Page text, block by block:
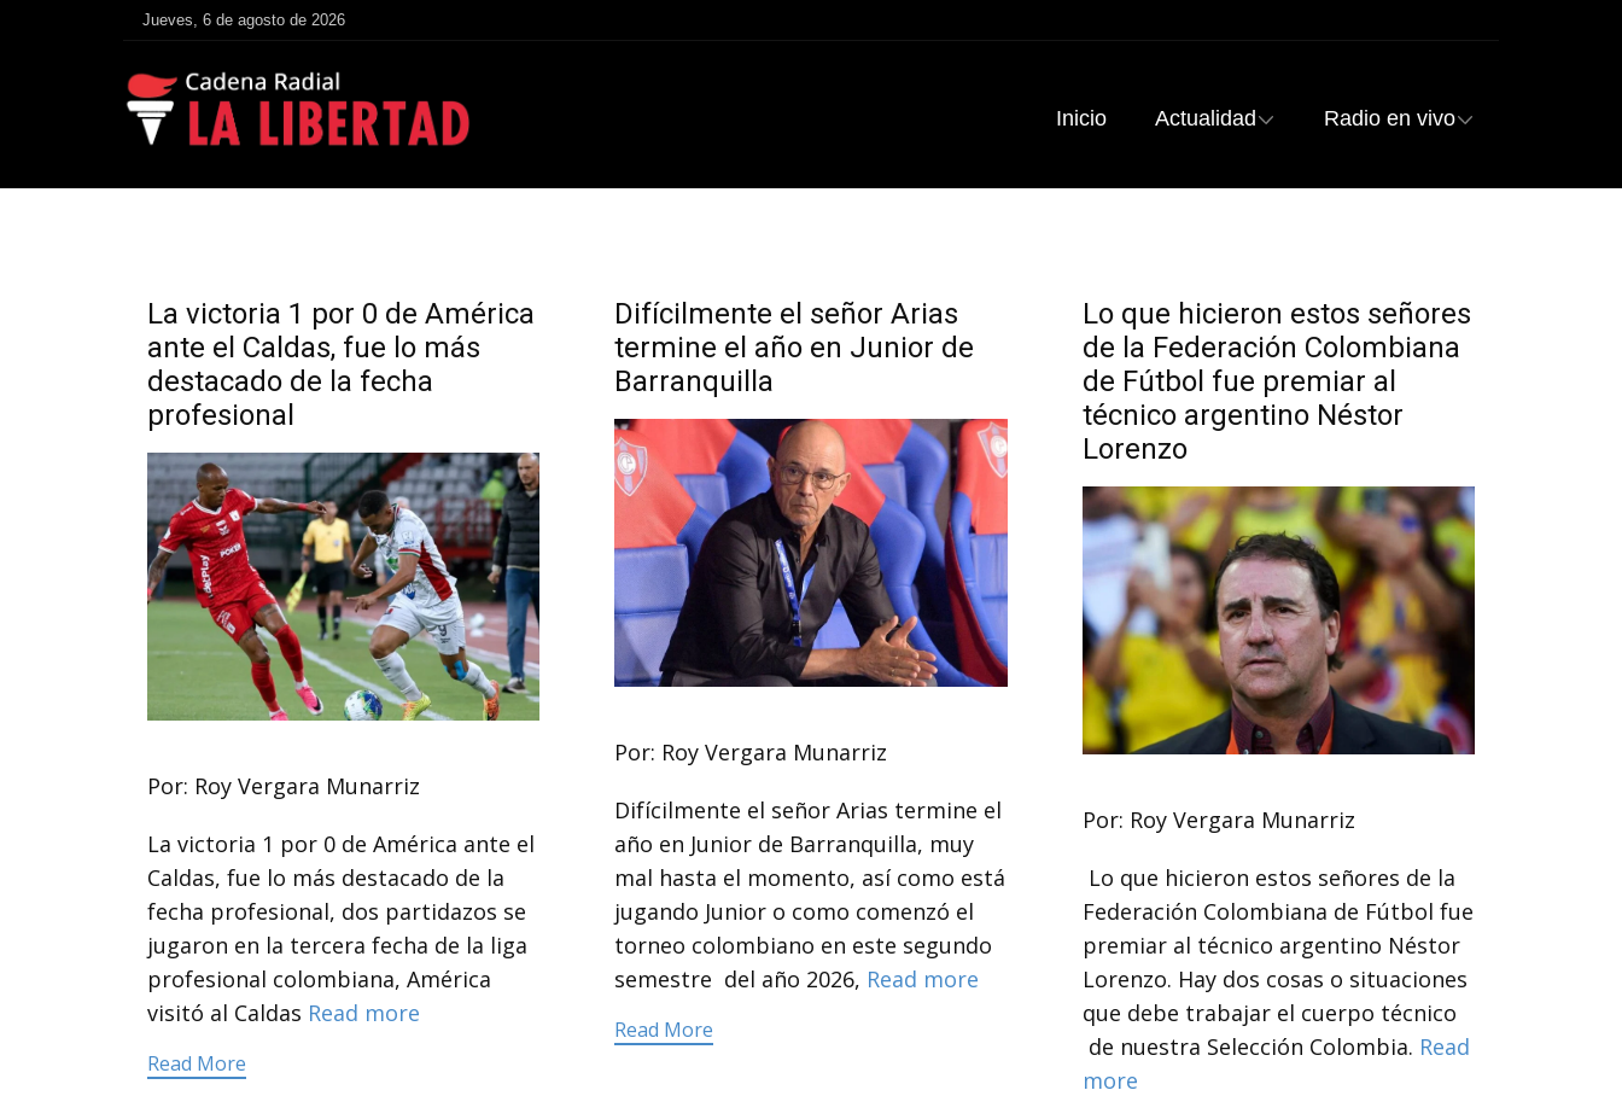
Jueves, 6 de agosto de 2026
Inicio Actualidad Radio en vivo
La victoria 1 por 0 de América
ante el Caldas, fue lo más
destacado de la fecha
profesional
Por: Roy Vergara Munarriz
La victoria 1 por 0 de América ante el
Caldas, fue lo más destacado de la
fecha profesional, dos partidazos se
jugaron en la tercera fecha de la liga
profesional colombiana, América
visitó al Caldas Read more
Read More
Difícilmente el señor Arias
termine el año en Junior de
Barranquilla
Por: Roy Vergara Munarriz
Difícilmente el señor Arias termine el
año en Junior de Barranquilla, muy
mal hasta el momento, así como está
jugando Junior o como comenzó el
torneo colombiano en este segundo
semestre del año 2026, Read more
Read More
Lo que hicieron estos señores
de la Federación Colombiana
de Fútbol fue premiar al
técnico argentino Néstor
Lorenzo
Por: Roy Vergara Munarriz
Lo que hicieron estos señores de la
Federación Colombiana de Fútbol fue
premiar al técnico argentino Néstor
Lorenzo. Hay dos cosas o situaciones
que debe trabajar el cuerpo técnico
de nuestra Selección Colombia. Read
more